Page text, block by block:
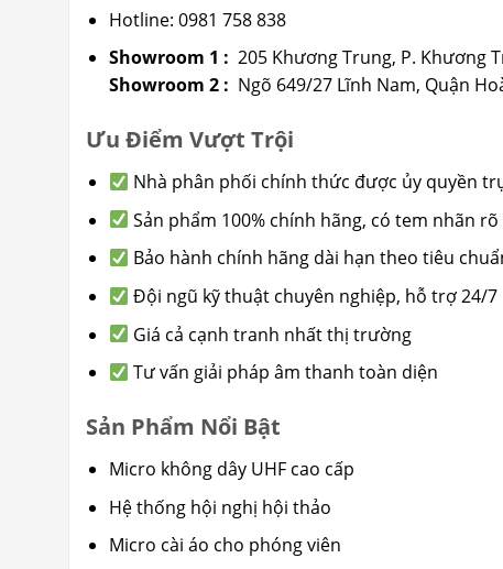
Hotline: 0981 758 838
Showroom 1 : 205 Khương Trung, P. Khương
Showroom 2 : Ngõ 649/27 Lĩnh Nam, Quận
Ưu Điểm Vượt Trội
Nhà phân phối chính thức được ủy quyền
Sản phẩm 100% chính hãng, có tem nhãn
Bảo hành chính hãng dài hạn theo tiêu
Đội ngũ kỹ thuật chuyên nghiệp, hỗ trợ 24/7
Giá cả cạnh tranh nhất thị trường
Tư vấn giải pháp âm thanh toàn diện
Sản Phẩm Nổi Bật
Micro không dây UHF cao cấp
Hệ thống hội nghị hội thảo
Micro cài áo cho phóng viên